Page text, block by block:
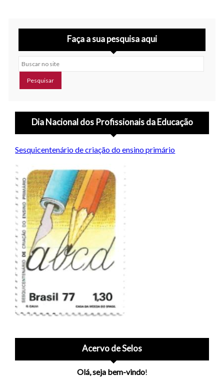
Faça a sua pesquisa aqui
Buscar no site
Dia Nacional dos Profissionais da Educação
Sesquicentenário de criação do ensino primário
Acervo de Selos
Olá, seja bem-vindo!